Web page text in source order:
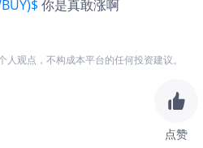
你是真敢涨啊
观点，不构成本平台的任何投资建议。
点赞